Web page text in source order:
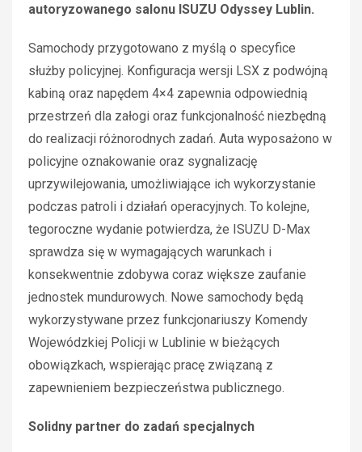
autoryzowanego salonu ISUZU Odyssey Lublin.
Samochody przygotowano z myślą o specyfice
służby policyjnej. Konfiguracja wersji LSX z podwójną
kabiną oraz napędem 4×4 zapewnia odpowiednią
przestrzeń dla załogi oraz funkcjonalność niezbędną
do realizacji różnorodnych zadań. Auta wyposażono w
policyjne oznakowanie oraz sygnalizację
uprzywilejowania, umożliwiające ich wykorzystanie
podczas patroli i działań operacyjnych. To kolejne,
tegoroczne wydanie potwierdza, że ISUZU D-Max
sprawdza się w wymagających warunkach i
konsekwentnie zdobywa coraz większe zaufanie
jednostek mundurowych. Nowe samochody będą
wykorzystywane przez funkcjonariuszy Komendy
Wojewódzkiej Policji w Lublinie w bieżących
obowiązkach, wspierając pracę związaną z
zapewnieniem bezpieczeństwa publicznego.
Solidny partner do zadań specjalnych